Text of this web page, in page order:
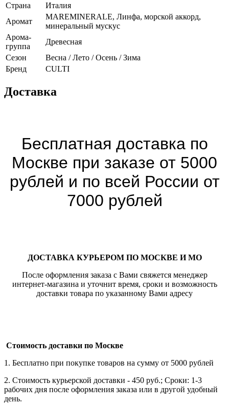
Страна
Италия
Аромат
MAREMINERALE, Линфа, морской аккорд,
минеральный мускус
Арома-
группа
Древесная
Сезон
Весна / Лето / Осень / Зима
Бренд
CULTI
Доставка
Бесплатная доставка по
Москве при заказе от 5000
рублей и по всей России от
7000 рублей
ДОСТАВКА КУРЬЕРОМ ПО МОСКВЕ И МО
После оформления заказа с Вами свяжется менеджер
интернет-магазина и уточнит время, сроки и возможность
доставки товара по указанному Вами адресу
Стоимость доставки по Москве
1. Бесплатно при покупке товаров на сумму от 5000 рублей
2. Стоимость курьерской доставки - 450 руб.; Сроки: 1-3
рабочих дня после оформления заказа или в другой удобный
день.